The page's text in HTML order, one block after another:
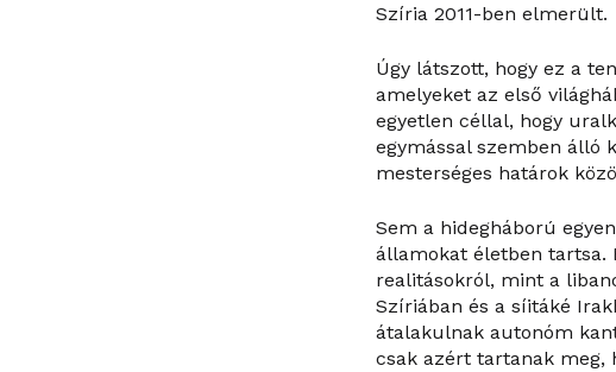
Szíria 2011-ben elmerült.
Úgy látszott, hogy ez a
amelyeket az első
egyetlen céllal, hogy
egymással szemben álló
mesterséges határok
Sem a hidegháború
államokat életben tartsa.
realitásokról, mint a
Szíriában és a síitáké
átalakulnak autonóm
csak azért tartanak meg,